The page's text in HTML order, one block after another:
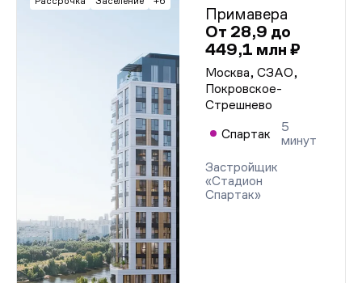
Примавера
От 28,9 до
449,1 млн ₽
Москва, СЗАО,
Покровское-
Стрешнево
Спартак
5
минут
Застройщик
«Стадион
Спартак»